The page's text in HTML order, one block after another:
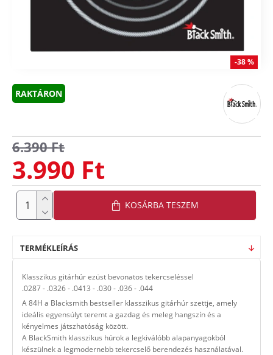
-38 %
3.990 Ft
6.390 Ft
RAKTÁRON
KOSÁRBA TESZEM
TERMÉKLEÍRÁS
Klasszikus gitárhúr ezüst bevonatos tekercseléssel
.0287 - .0326 - .0413 - .030 - .036 - .044
A 84H a Blacksmith bestseller klasszikus gitárhúr szettje, amely
ideális egyensúlyt teremt a gazdag és meleg hangszín és a
kényelmes játszhatóság között.
A BlackSmith klasszikus húrok a legkiválóbb alapanyagokból
készülnek a legmodernebb tekercselő berendezés használatával.